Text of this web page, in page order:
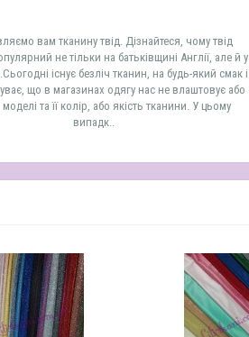
вам тканину твід. Дізнайтеся, чому твід
не тільки на батьківщині Англії, але й у
існує безліч тканин, на будь-який смак і
що в магазинах одягу нас не влаштовує або
та її колір, або якість тканини. У цьому
випадк..